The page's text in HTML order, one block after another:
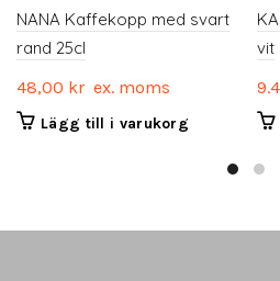
NANA Kaffekopp med svart
rand 25cl
48,00 kr ex. moms
Lägg till i varukorg
vit